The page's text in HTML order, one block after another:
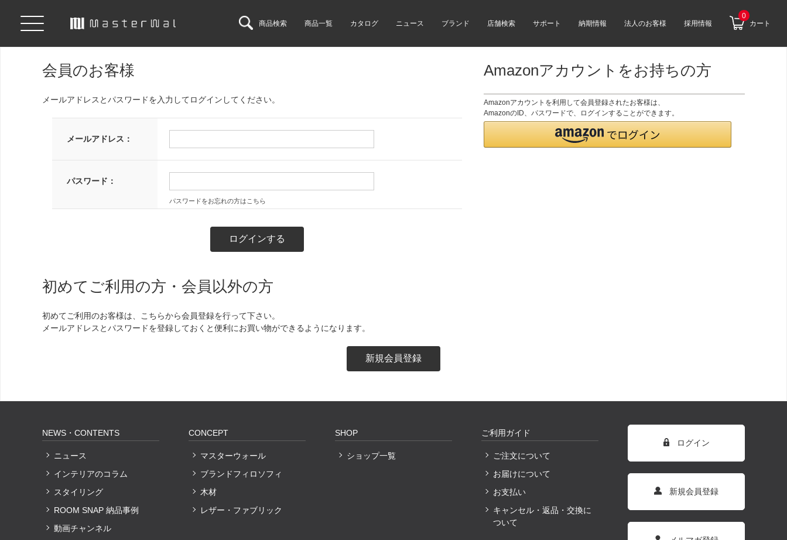
商品検索 商品一覧 カタログ ニュース ブランド 店舗検索 サポート 納期情報 法人のお客様 採用情報
0
カート
会員のお客様
メールアドレスとパスワードを入力してログインしてください。
メールアドレス：
パスワード：
パスワードをお忘れの方はこちら
Amazonアカウントをお持ちの方
Amazonアカウントを利用して会員登録されたお客様は、
AmazonのID、パスワードで、ログインすることができます。
初めてご利用の方・会員以外の方
初めてご利用のお客様は、こちらから会員登録を行って下さい。
メールアドレスとパスワードを登録しておくと便利にお買い物ができるようになります。
NEWS・CONTENTS
ニュース
インテリアのコラム
スタイリング
ROOM SNAP 納品事例
動画チャンネル
CONCEPT
マスターウォール
ブランドフィロソフィ
木材
レザー・ファブリック
SHOP
ショップ一覧
ご利用ガイド
ご注文について
お届けについて
お支払い
キャンセル・返品・交換に
ついて
ログイン
新規会員登録